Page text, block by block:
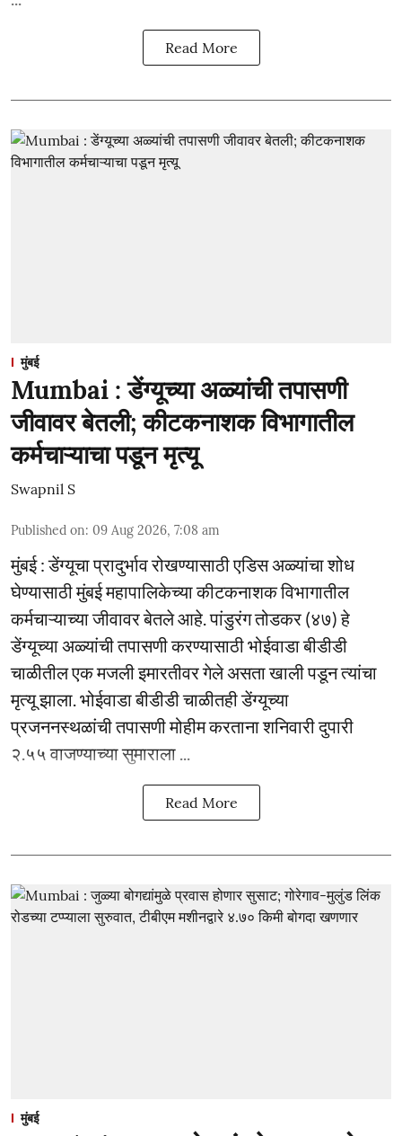
Read More
मुंबई
Mumbai : डेंग्यूच्या अळ्यांची तपासणी
जीवावर बेतली; कीटकनाशक विभागातील
कर्मचाऱ्याचा पडून मृत्यू
Swapnil S
Published on: 09 Aug 2026, 7:08 am
मुंबई : डेंग्यूचा प्रादुर्भाव रोखण्यासाठी एडिस अळ्यांचा शोध
घेण्यासाठी मुंबई महापालिकेच्या कीटकनाशक विभागातील
कर्मचाऱ्याच्या जीवावर बेतले आहे. पांडुरंग तोडकर (४७) हे
डेंग्यूच्या अळ्यांची तपासणी करण्यासाठी भोईवाडा बीडीडी
चाळीतील एक मजली इमारतीवर गेले असता खाली पडून त्यांचा
मृत्यू झाला. भोईवाडा बीडीडी चाळीतही डेंग्यूच्या
प्रजननस्थळांची तपासणी मोहीम करताना शनिवारी दुपारी
२.५५ वाजण्याच्या सुमाराला ...
Read More
मुंबई